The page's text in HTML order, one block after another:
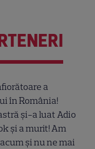
a
în România!
și-a luat Adio
și a murit! Am
și nu ne mai